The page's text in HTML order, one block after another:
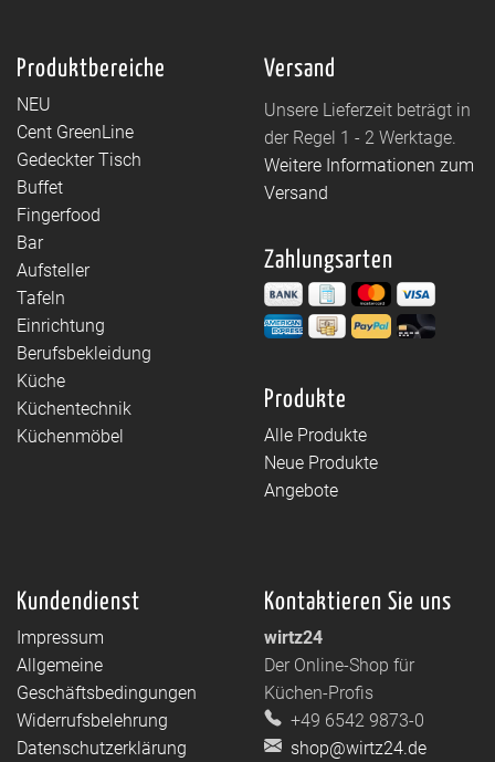
Produktbereiche
NEU
Cent GreenLine
Gedeckter Tisch
Buffet
Fingerfood
Bar
Aufsteller
Tafeln
Einrichtung
Berufsbekleidung
Küche
Küchentechnik
Küchenmöbel
Versand
Unsere Lieferzeit beträgt in
der Regel 1 - 2 Werktage.
Weitere Informationen zum
Versand
Zahlungsarten
Produkte
Alle Produkte
Neue Produkte
Angebote
Kundendienst
Impressum
Allgemeine
Geschäftsbedingungen
Widerrufsbelehrung
Datenschutzerklärung
Kontaktieren Sie uns
wirtz24
Der Online-Shop für
Küchen-Profis
+49 6542 9873-0
shop@wirtz24.de